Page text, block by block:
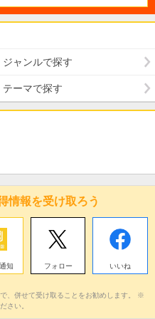
ジャンルで探す
テーマで探す
情報を受け取ろう
知 フォロー いいね
、併せて受け取ることをお勧めします。 ※
さい。